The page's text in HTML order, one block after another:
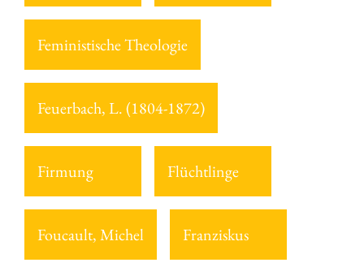
Feministische Theologie
Feuerbach, L. (1804-1872)
Firmung Flüchtlinge
Foucault, Michel Franziskus